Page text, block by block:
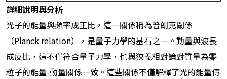
詳細說明與分析
光子的能量與頻率成正比，這一關係稱為普朗克關係
（Planck relation），是量子力學的基石之一。動量與波長
成反比，這不僅符合量子力學，也與狹義相對論對質量為零
粒子的能量-動量關係一致。這些關係不僅解釋了光的能量傳